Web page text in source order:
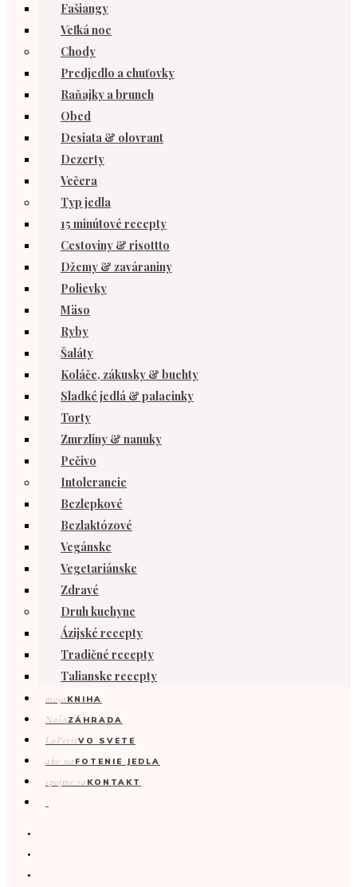
Fašiangy
Veľká noc
Chody
Predjedlo a chuťovky
Raňajky a brunch
Obed
Desiata & olovrant
Dezerty
Večera
Typ jedla
15 minútové recepty
Cestoviny & risottto
Džemy & zaváraniny
Polievky
Mäso
Ryby
Šaláty
Koláče, zákusky & buchty
Sladké jedlá & palacinky
Torty
Zmrzliny & nanuky
Pečivo
Intolerancie
Bezlepkové
Bezlaktózové
Vegánske
Vegetariánske
Zdravé
Druh kuchyne
Ázijské recepty
Tradičné recepty
Talianske recepty
moja KNIHA
Naša ZÁHRADA
LaPetitVO SVETE
ako na FOTENIE JEDLA
spojme sa KONTAKT